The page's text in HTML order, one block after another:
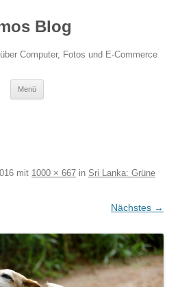
Blog
Computer, Fotos und E-Commerce
Menü
mit 1000 × 667 in Sri Lanka: Grüne
Nächstes →